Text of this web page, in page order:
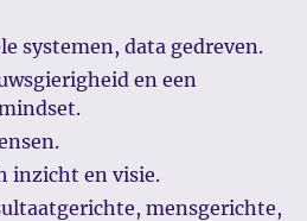
systemen, data gedreven.
en een
inzicht en visie.
mensgerichte,